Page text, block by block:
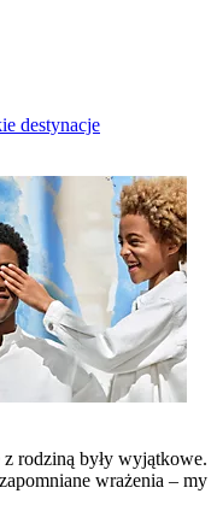
destynacje
rodziną były wyjątkowe.
wrażenia – my